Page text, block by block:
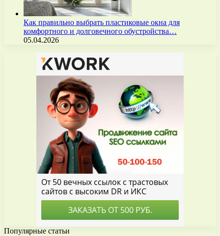
Как правильно выбрать пластиковые окна для
комфортного и долговечного обустройства…
05.04.2026
Популярные статьи